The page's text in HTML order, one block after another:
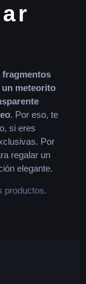
fragmentos
un meteorito
. Por eso, te
si eres
Por
regalar un
elegante.
productos.